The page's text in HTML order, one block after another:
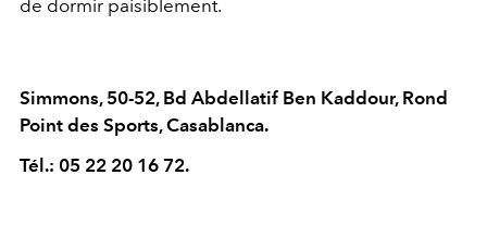
de dormir paisiblement.
Simmons, 50-52, Bd Abdellatif Ben Kaddour, Rond
Point des Sports, Casablanca.
Tél.: 05 22 20 16 72.